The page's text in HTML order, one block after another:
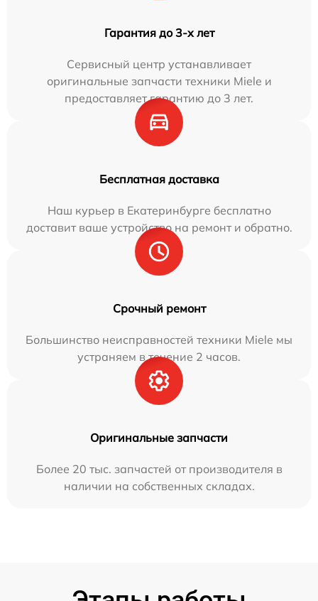
Гарантия до 3-х лет
Сервисный центр устанавливает
оригинальные запчасти техники Miele и
предоставляет гарантию до 3 лет.
Бесплатная доставка
Наш курьер в Екатеринбурге бесплатно
доставит ваше устройство на ремонт и обратно.
Срочный ремонт
Большинство неисправностей техники Miele мы
устраняем в течение 2 часов.
Оригинальные запчасти
Более 20 тыс. запчастей от производителя в
наличии на собственных складах.